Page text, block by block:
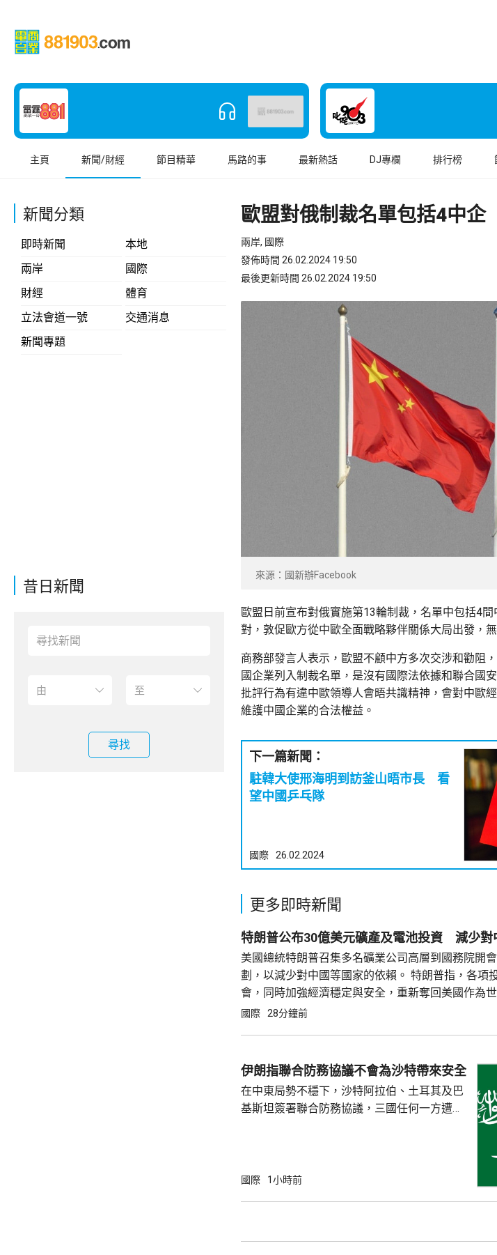
主頁 新聞/財經 節目精華 馬路的事 最新熱話 DJ專欄 排行榜
新聞分類
即時新聞
本地
兩岸
國際
財經
體育
立法會道一號
交通消息
新聞專題
昔日新聞
尋找
歐盟對俄制裁名單包括4中
兩岸, 國際
發佈時間 26.02.2024 19:50
最後更新時間 26.02.2024 19:50
來源：國新辦Facebook
歐盟日前宣布對俄實施第13輪制裁，名單中包括4
對，敦促歐方從中歐全面戰略夥伴關係大局出發，
商務部發言人表示，歐盟不顧中方多次交涉和勸阻
國企業列入制裁名單，是沒有國際法依據和聯合國
批評行為有違中歐領導人會晤共識精神，會對中歐
維護中國企業的合法權益。
下一篇新聞：
駐韓大使邢海明到訪釜山晤市長 看
望中國乒乓隊
國際 26.02.2024
更多即時新聞
特朗普公布30億美元礦產及電池投資 減少對
美國總統特朗普召集多名礦業公司高層到國務院開
劃，以減少對中國等國家的依賴。 特朗普指，各項
會，同時加強經濟穩定與安全，重新奪回美國作為
再依賴敵對的國家獲得資源。 投資計劃包括向當地
國際 28分鐘前
伊朗指聯合防務協議不會為沙特帶來安全
在中東局勢不穩下，沙特阿拉伯、土耳其及巴
基斯坦簽署聯合防務協議，三國任何一方遭受
示，協議可被視為對伊朗的一個警告，顯示如
國際 1小時前